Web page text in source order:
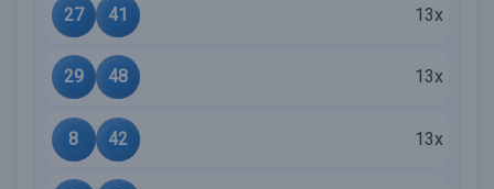
27 41 13x
29 48 13x
8 42 13x